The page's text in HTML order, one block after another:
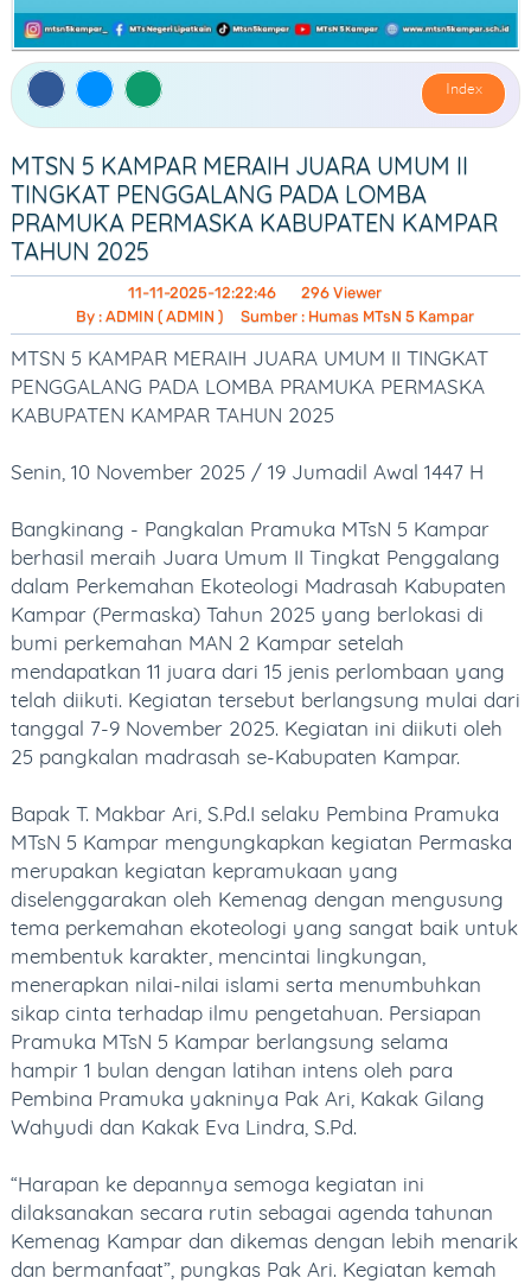
PERKEMBANGAN SISWA
JUARA KELAS
PRESTASI SISWA
EKTRAKURIKULER
BEASISWA
PUBLIKASI
BERITA
ARTIKEL
OPINI
AGENDA
PENGUMUMAN
FOTO GALLERY
VIDEO GALLERY
DOWNLOAD AREA
LINK MASTER
KONTAK
Index
MTSN 5 KAMPAR MERAIH JUARA UMUM II
TINGKAT PENGGALANG PADA LOMBA
PRAMUKA PERMASKA KABUPATEN KAMPAR
TAHUN 2025
11-11-2025-12:22:46
296 Viewer
By : ADMIN ( ADMIN )
Sumber : Humas MTsN 5 Kampar
MTSN 5 KAMPAR MERAIH JUARA UMUM II TINGKAT
PENGGALANG PADA LOMBA PRAMUKA PERMASKA
KABUPATEN KAMPAR TAHUN 2025
Senin, 10 November 2025 / 19 Jumadil Awal 1447 H
Bangkinang - Pangkalan Pramuka MTsN 5 Kampar
berhasil meraih Juara Umum II Tingkat Penggalang
dalam Perkemahan Ekoteologi Madrasah Kabupaten
Kampar (Permaska) Tahun 2025 yang berlokasi di
bumi perkemahan MAN 2 Kampar setelah
mendapatkan 11 juara dari 15 jenis perlombaan yang
telah diikuti. Kegiatan tersebut berlangsung mulai dari
tanggal 7-9 November 2025. Kegiatan ini diikuti oleh
25 pangkalan madrasah se-Kabupaten Kampar.
Bapak T. Makbar Ari, S.Pd.I selaku Pembina Pramuka
MTsN 5 Kampar mengungkapkan kegiatan Permaska
merupakan kegiatan kepramukaan yang
diselenggarakan oleh Kemenag dengan mengusung
tema perkemahan ekoteologi yang sangat baik untuk
membentuk karakter, mencintai lingkungan,
menerapkan nilai-nilai islami serta menumbuhkan
sikap cinta terhadap ilmu pengetahuan. Persiapan
Pramuka MTsN 5 Kampar berlangsung selama
hampir 1 bulan dengan latihan intens oleh para
Pembina Pramuka yakninya Pak Ari, Kakak Gilang
Wahyudi dan Kakak Eva Lindra, S.Pd.
“Harapan ke depannya semoga kegiatan ini
dilaksanakan secara rutin sebagai agenda tahunan
Kemenag Kampar dan dikemas dengan lebih menarik
dan bermanfaat”, pungkas Pak Ari. Kegiatan kemah